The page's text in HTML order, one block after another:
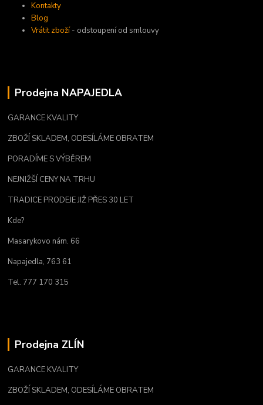
Kontakty
Blog
Vrátit zboží - odstoupení od smlouvy
Prodejna NAPAJEDLA
GARANCE KVALITY
ZBOŽÍ SKLADEM, ODESÍLÁME OBRATEM
PORADÍME S VÝBĚREM
NEJNIŽŠÍ CENY NA TRHU
TRADICE PRODEJE JIŽ PŘES 30 LET
Kde?
Masarykovo nám. 66
Napajedla, 763 61
Tel. 777 170 315
Prodejna ZLÍN
GARANCE KVALITY
ZBOŽÍ SKLADEM, ODESÍLÁME OBRATEM